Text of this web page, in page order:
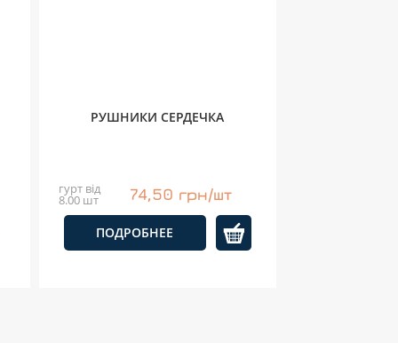
РУШНИКИ СЕРДЕЧКА
гурт від
8.00 шт 74,50 грн/шт
ПОДРОБНЕЕ